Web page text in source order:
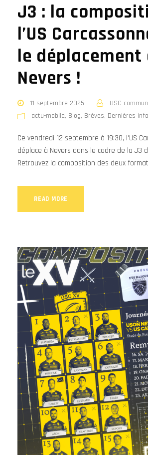
J3 : la
l’US
le déplacement
Nevers !
11 septembre 2025
USC
actu-mobile, Blog, Brèves, Dernières
Ce vendredi 12 septembre à 19:30, l'US
déplace à Nevers dans le cadre de la J3
Retrouvez la composition des deux
READ MORE